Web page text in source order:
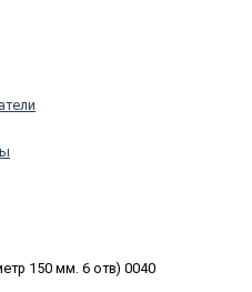
150 мм. 6 отв) 0040